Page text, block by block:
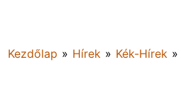
Kezdőlap » Hírek » Kék-Hírek »